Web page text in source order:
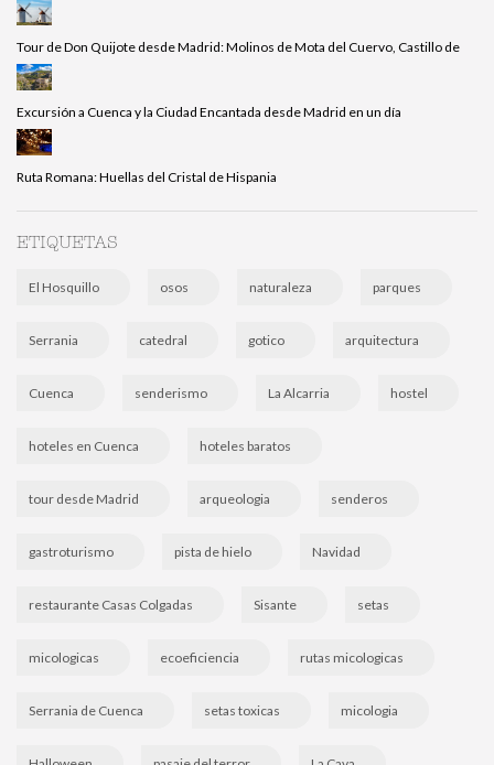
Tour de Don Quijote desde Madrid: Molinos de Mota del Cuervo, Castillo de
Excursión a Cuenca y la Ciudad Encantada desde Madrid en un día
Ruta Romana: Huellas del Cristal de Hispania
ETIQUETAS
El Hosquillo osos naturaleza parques
Serrania catedral gotico arquitectura
Cuenca senderismo La Alcarria hostel
hoteles en Cuenca hoteles baratos
tour desde Madrid arqueologia senderos
gastroturismo pista de hielo Navidad
restaurante Casas Colgadas Sisante setas
micologicas ecoeficiencia rutas micologicas
Serrania de Cuenca setas toxicas micologia